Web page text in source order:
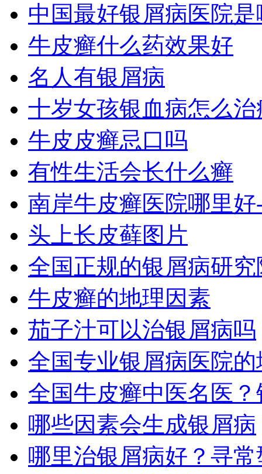
中国最好银屑病医院是
牛皮癣什么药效果好
名人有银屑病
十岁女孩银血病怎么治
牛皮皮癣忌口吗
有性生活会长什么癣
南岸牛皮癣医院哪里
头上长皮藓图片
全国正规的银屑病研究
牛皮癣的地理因素
茄子汁可以治银屑病吗
全国专业银屑病医院
全国牛皮癣中医名医
哪些因素会生成银屑病
哪里治银屑病好？寻